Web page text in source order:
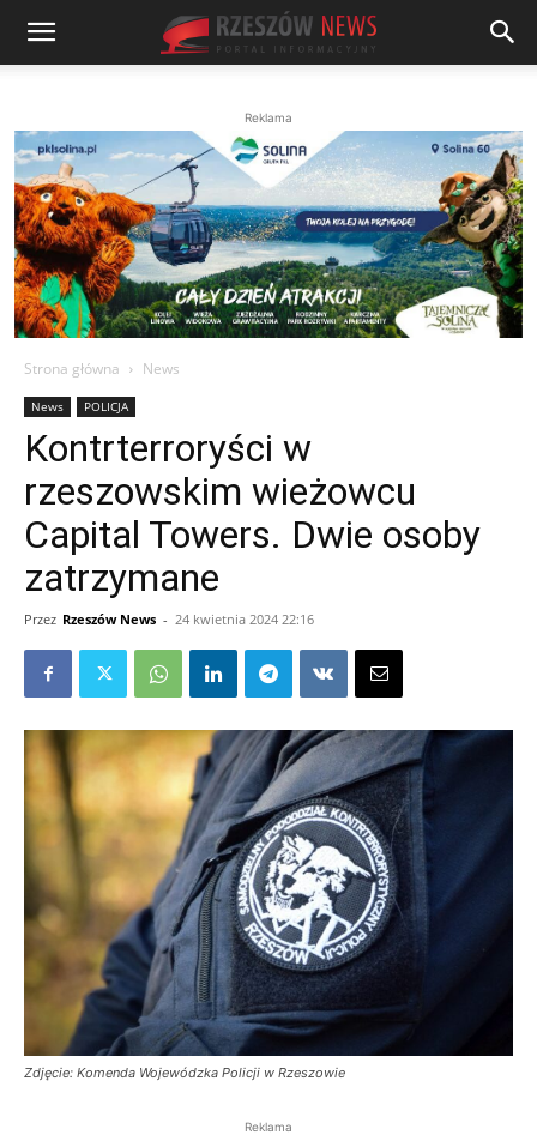
Reklama
Strona główna News
News POLICJA
Kontrterroryści w
rzeszowskim wieżowcu
Capital Towers. Dwie osoby
zatrzymane
Przez Rzeszów News - 24 kwietnia 2024 22:16
Zdjęcie: Komenda Wojewódzka Policji w Rzeszowie
Reklama